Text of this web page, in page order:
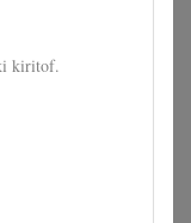
kiritof.